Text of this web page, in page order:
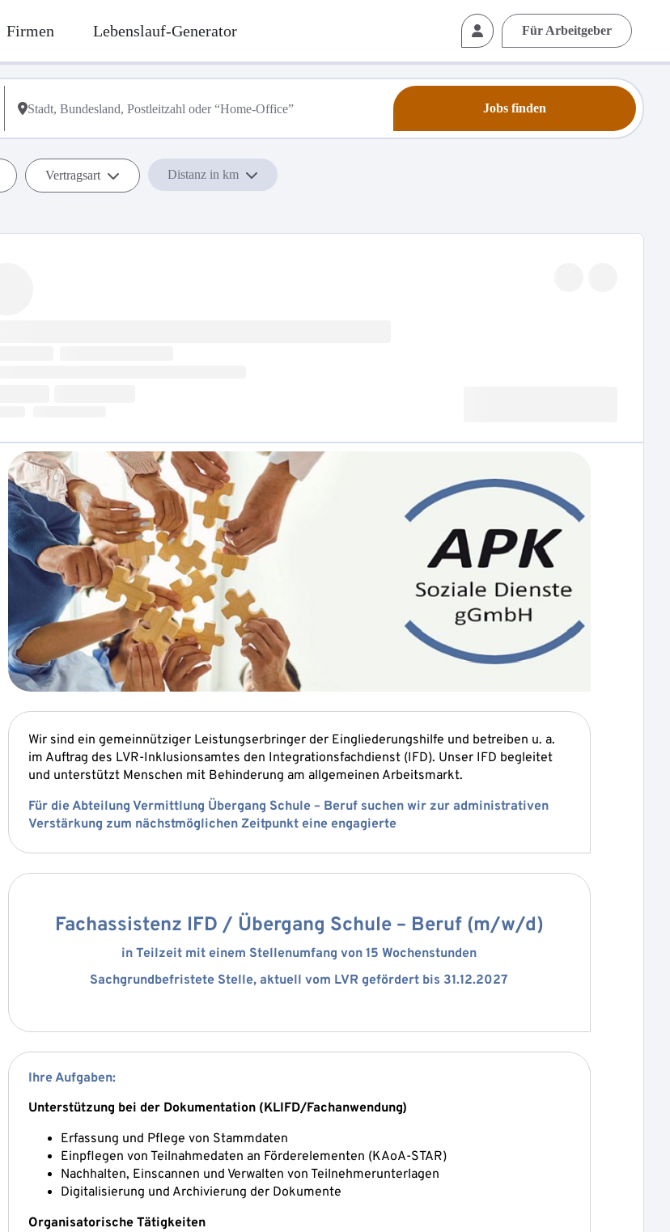
Firmen Lebenslauf-Generator Für Arbeitgeber
Jobs finden
Vertragsart Distanz in km